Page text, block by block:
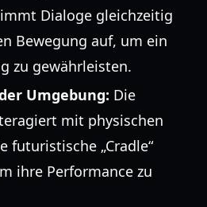
Dialoge gleichzeitig
Bewegung auf, um ein
zu gewährleisten.
Umgebung: Die
mit physischen
futuristische „Cradle“
ihre Performance zu